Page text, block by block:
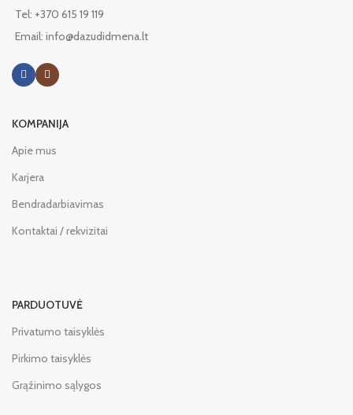
Tel: +370 615 19 119
Email: info@dazudidmena.lt
KOMPANIJA
Apie mus
Karjera
Bendradarbiavimas
Kontaktai / rekvizitai
PARDUOTUVĖ
Privatumo taisyklės
Pirkimo taisyklės
Grąžinimo sąlygos